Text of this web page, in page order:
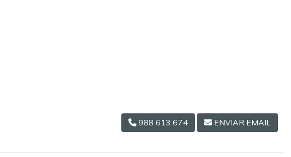
988 613 674 ENVIAR EMAIL